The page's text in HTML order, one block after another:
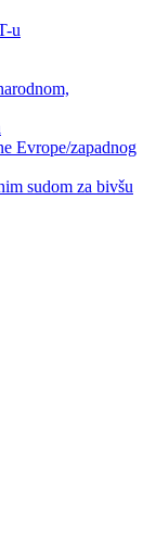
u
Evrope/zapadnog
sudom za bivšu